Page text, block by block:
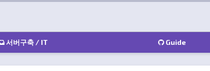
서버구축 / IT Guide